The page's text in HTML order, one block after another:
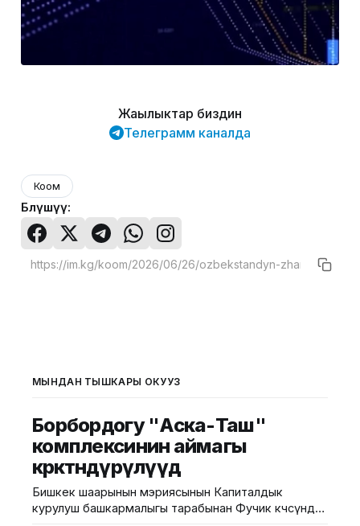
Жаңылыктар биздин
Телеграмм каналда
Коом
Бөлүшүү:
МЫНДАН ТЫШКАРЫ ОКУҢУЗ
Борбордогу "Аска-Таш"
комплексинин аймагы
көрктөндүрүлүүдө
Бишкек шаарынын мэриясынын Капиталдык
курулуш башкармалыгы тарабынан Фучик көчөсүндө